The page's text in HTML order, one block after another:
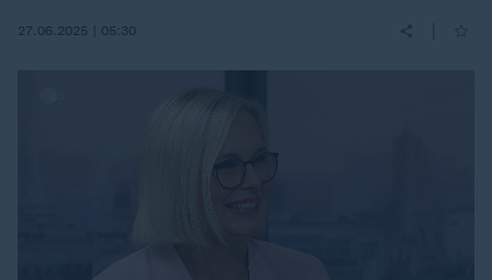
27.06.2025 | 05:30